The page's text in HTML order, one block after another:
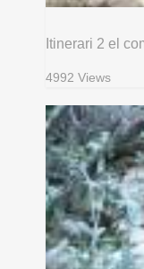
Itinerari 2 el
4992 Views